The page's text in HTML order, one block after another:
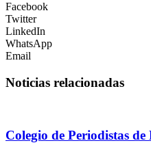
Facebook
Twitter
LinkedIn
WhatsApp
Email
Noticias relacionadas
Colegio de Periodistas